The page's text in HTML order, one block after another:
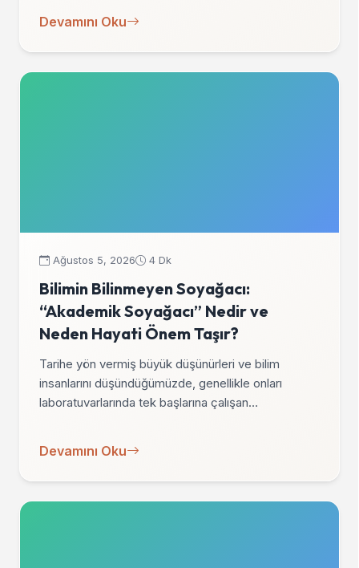
Devamını Oku
Ağustos 5, 2026 4 Dk
Bilimin Bilinmeyen Soyağacı:
“Akademik Soyağacı” Nedir ve
Neden Hayati Önem Taşır?
Tarihe yön vermiş büyük düşünürleri ve bilim
insanlarını düşündüğümüzde, genellikle onları
laboratuvarlarında tek başlarına çalışan…
Devamını Oku